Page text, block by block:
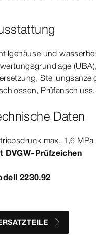
und
setzung, Stellungs­
Daten
max. 1 ,6 MPa
DVGW-​Prüfzeichen
2230.92